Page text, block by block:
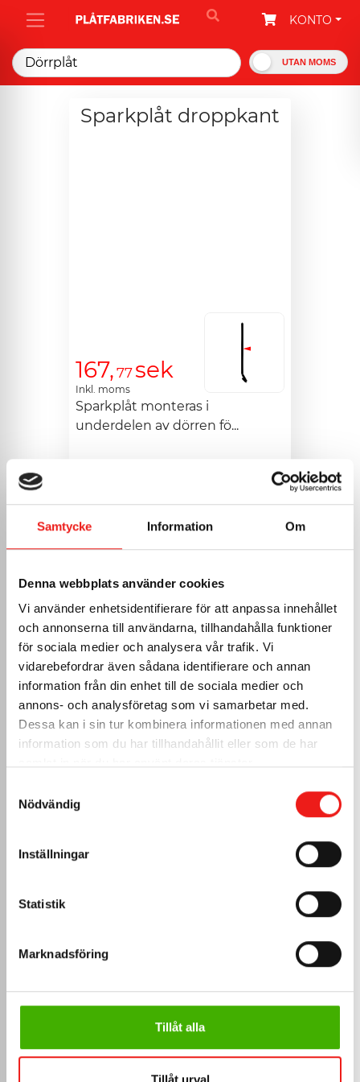
Samtycke Information Om
Denna webbplats använder cookies
Vi använder enhetsidentifierare för att anpassa innehållet
och annonserna till användarna, tillhandahålla funktioner
för sociala medier och analysera vår trafik. Vi
vidarebefordrar även sådana identifierare och annan
information från din enhet till de sociala medier och
annons- och analysföretag som vi samarbetar med.
Dessa kan i sin tur kombinera informationen med annan
information som du har tillhandahållit eller som de har
Nödvändig
Inställningar
Statistik
Marknadsföring
Tillåt alla
KONTO
UTAN MOMS
Sparkplåt droppkant
167, 77 sek
Inkl. moms
Sparkplåt monteras i
underdelen av dörren fö...
>
Sparkplåt utan
droppkant
Inkl. moms